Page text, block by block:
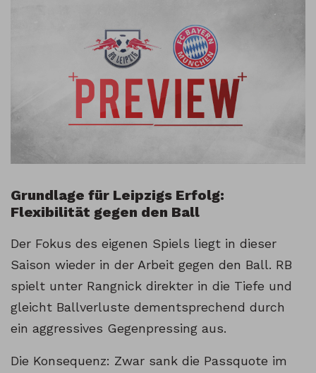
Grundlage für Leipzigs Erfolg:
Flexibilität gegen den Ball
Der Fokus des eigenen Spiels liegt in dieser
Saison wieder in der Arbeit gegen den Ball. RB
spielt unter Rangnick direkter in die Tiefe und
gleicht Ballverluste dementsprechend durch
ein aggressives Gegenpressing aus.
Die Konsequenz: Zwar sank die Passquote im